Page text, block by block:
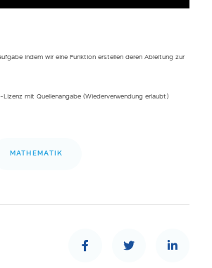
indem wir eine Funktion erstellen deren Ableitung zur
Lizenz mit Quellenangabe (Wiederverwendung erlaubt)
MATHEMATIK